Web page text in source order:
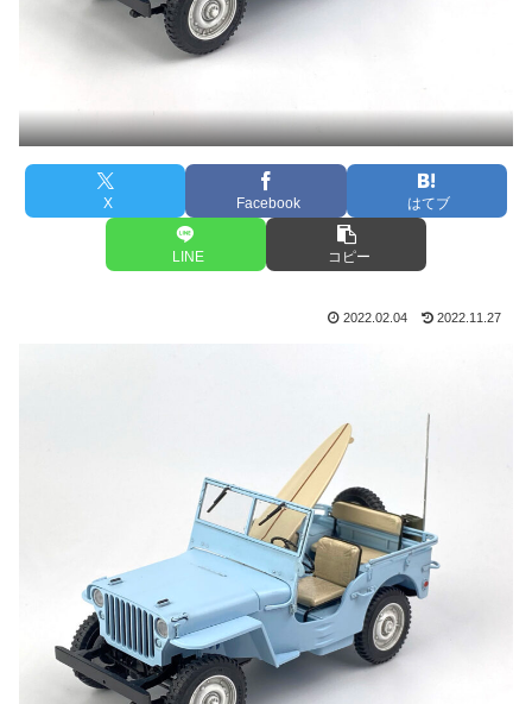
X Facebook はてブ
LINE コピー
2022.02.04 2022.11.27